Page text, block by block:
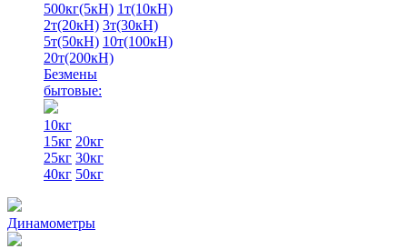
500кг(5кН) 1т(10кН)
2т(20кН) 3т(30кН)
5т(50кН) 10т(100кН)
20т(200кН)
Безмены
бытовые:
10кг
15кг 20кг
25кг 30кг
40кг 50кг
Динамометры